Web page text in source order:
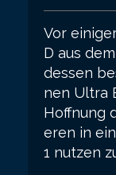
Vor
D aus
dessen
nen Ultra
Hoffnung
eren in
1 nutzen